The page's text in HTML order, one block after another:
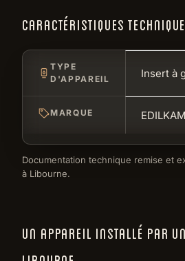
CARACTÉRISTIQUES
TYPE
D'APPAREIL
Insert à
MARQUE
Documentation technique remise et
à Libourne.
UN APPAREIL INSTALLÉ PAR